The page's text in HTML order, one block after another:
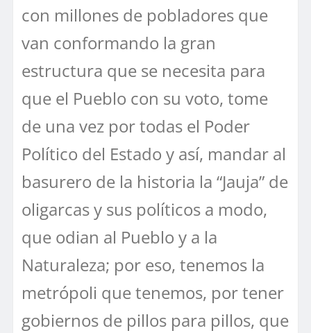
con millones de pobladores que
van conformando la gran
estructura que se necesita para
que el Pueblo con su voto, tome
de una vez por todas el Poder
Político del Estado y así, mandar al
basurero de la historia la “Jauja” de
oligarcas y sus políticos a modo,
que odian al Pueblo y a la
Naturaleza; por eso, tenemos la
metrópoli que tenemos, por tener
gobiernos de pillos para pillos, que